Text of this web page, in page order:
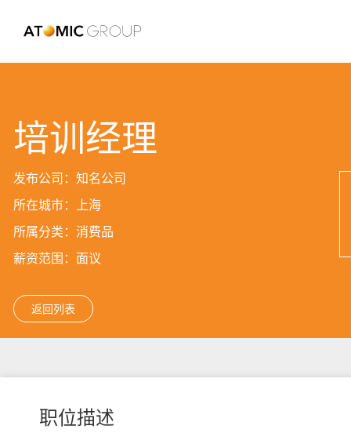
培训经理
发布公司：知名公司
所在城市：上海
所属分类：消费品
薪资范围：面议
返回列表
职位描述